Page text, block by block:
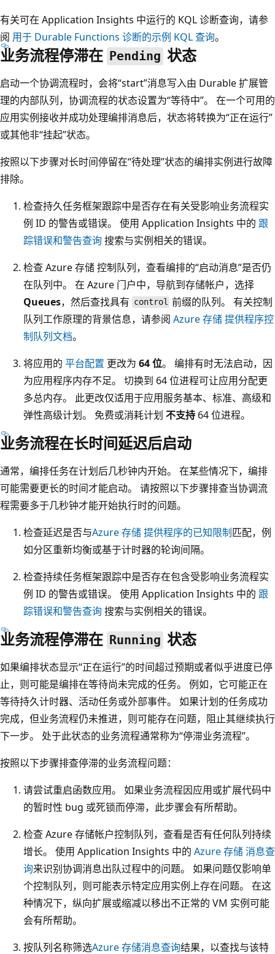
有关可在 Application Insights 中运行的 KQL 诊断查询，请参
阅 用于 Durable Functions 诊断的示例 KQL 查询。
业务流程停滞在 Pending 状态
启动一个协调流程时，会将“start”消息写入由 Durable 扩展管
理的内部队列，协调流程的状态设置为“等待中”。 在一个可用的
应用实例接收并成功处理编排消息后，状态将转换为“正在运行”
或其他非“挂起”状态。
按照以下步骤对长时间停留在“待处理”状态的编排实例进行故障
排除。
检查持久任务框架跟踪中是否存在有关受影响业务流程实
例 ID 的警告或错误。 使用 Application Insights 中的 跟
踪错误和警告查询 搜索与实例相关的错误。
检查 Azure 存储 控制队列，查看编排的“启动消息”是否仍
在队列中。 在 Azure 门户中，导航到存储帐户，选择
Queues，然后查找具有 control 前缀的队列。 有关控制
队列工作原理的背景信息，请参阅 Azure 存储 提供程序控
制队列文档。
将应用的 平台配置 更改为 64 位。 编排有时无法启动，因
为应用程序内存不足。 切换到 64 位进程可让应用分配更
多总内存。 此更改仅适用于应用服务基本、标准、高级和
弹性高级计划。 免费或消耗计划 不支持 64 位进程。
业务流程在长时间延迟后启动
通常，编排任务在计划后几秒钟内开始。 在某些情况下，编排
可能需要更长的时间才能启动。 请按照以下步骤排查当协调流
程需要多于几秒钟才能开始执行时的问题。
检查延迟是否与Azure 存储 提供程序的已知限制匹配，例
如分区重新均衡或基于计时器的轮询间隔。
检查持续任务框架跟踪中是否存在包含受影响业务流程实
例 ID 的警告或错误。 使用 Application Insights 中的 跟
踪错误和警告查询 搜索与实例相关的错误。
业务流程停滞在 Running 状态
如果编排状态显示“正在运行”的时间超过预期或者似乎进度已停
止，则可能是编排在等待尚未完成的任务。 例如，它可能正在
等待持久计时器、活动任务或外部事件。 如果计划的任务成功
完成，但业务流程仍未推进，则可能存在问题，阻止其继续执行
下一步。 处于此状态的业务流程通常称为“停滞业务流程”。
按照以下步骤排查停滞的业务流程问题：
请尝试重启函数应用。 如果业务流程因应用或扩展代码中
的暂时性 bug 或死锁而停滞，此步骤会有所帮助。
检查 Azure 存储帐户控制队列，查看是否有任何队列持续
增长。 使用 Application Insights 中的 Azure 存储 消息查
询来识别协调消息出队过程中的问题。 如果问题仅影响单
个控制队列，则可能表示特定应用实例上存在问题。 在这
种情况下，纵向扩展或缩减以移出不正常的 VM 实例可能
会有所帮助。
按队列名称筛选Azure 存储消息查询结果，以查找与该特